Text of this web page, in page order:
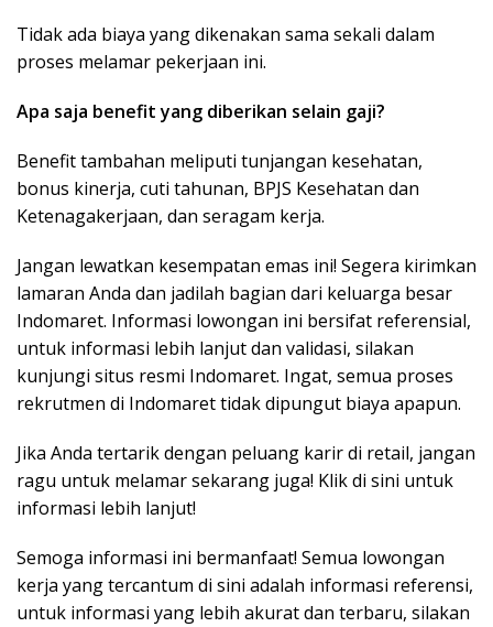
Tidak ada biaya yang dikenakan sama sekali dalam
proses melamar pekerjaan ini.
Apa saja benefit yang diberikan selain gaji?
Benefit tambahan meliputi tunjangan kesehatan,
bonus kinerja, cuti tahunan, BPJS Kesehatan dan
Ketenagakerjaan, dan seragam kerja.
Jangan lewatkan kesempatan emas ini! Segera kirimkan
lamaran Anda dan jadilah bagian dari keluarga besar
Indomaret. Informasi lowongan ini bersifat referensial,
untuk informasi lebih lanjut dan validasi, silakan
kunjungi situs resmi Indomaret. Ingat, semua proses
rekrutmen di Indomaret tidak dipungut biaya apapun.
Jika Anda tertarik dengan peluang karir di retail, jangan
ragu untuk melamar sekarang juga! Klik di sini untuk
informasi lebih lanjut!
Semoga informasi ini bermanfaat! Semua lowongan
kerja yang tercantum di sini adalah informasi referensi,
untuk informasi yang lebih akurat dan terbaru, silakan